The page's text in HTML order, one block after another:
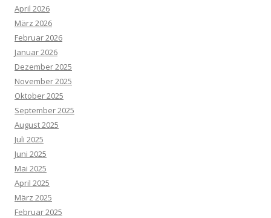
April 2026
März 2026
Februar 2026
Januar 2026
Dezember 2025
November 2025
Oktober 2025
September 2025
August 2025
Juli 2025
Juni 2025
Mai 2025
April 2025
März 2025
Februar 2025